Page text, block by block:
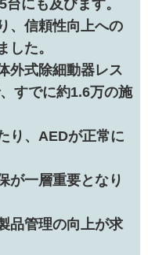
にも及びます。
、信頼性向上への
した。
外式除細動器レス
すでに約1.6万の施
り、AEDが正常に
が一層重要となり
品管理の向上が求